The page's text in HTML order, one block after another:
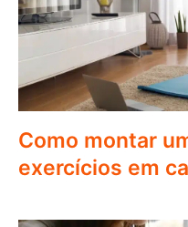
Como montar
exercícios em